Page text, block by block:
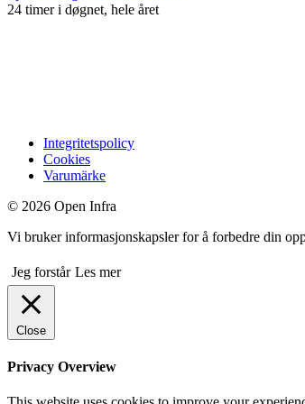
24 timer i døgnet, hele året
Integritetspolicy
Cookies
Varumärke
© 2026 Open Infra
Vi bruker informasjonskapsler for å forbedre din
Jeg forstår Les mer
Close
Privacy Overview